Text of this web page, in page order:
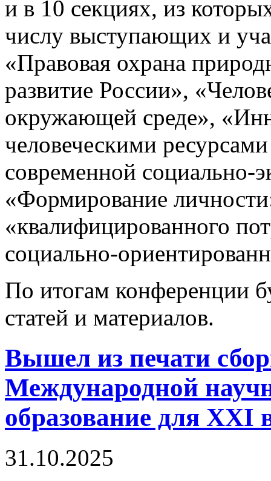
и в 10 секциях, из
числу выступающих и
«Правовая охрана
развитие России»,
окружающей среде»,
человеческими
современной социально-
«Формирование
«квалифицированного
социально-
По итогам конференции
статей и материалов.
Вышел из печати
Международной
образование для XXI
31.10.2025